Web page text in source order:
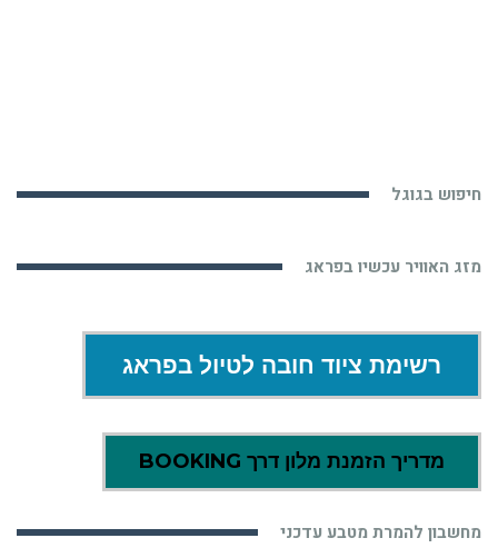
חיפוש בגוגל
מזג האוויר עכשיו בפראג
רשימת ציוד חובה לטיול בפראג
מדריך הזמנת מלון דרך BOOKING
מחשבון להמרת מטבע עדכני